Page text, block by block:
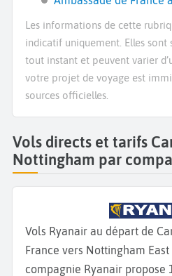
Les informations de cette
indicatif uniquement. Elles sont
tout instant et peuvent varier
votre projet de voyage est
sources officielles.
Vols directs et tarifs
Nottingham par
Vols Ryanair au départ de
France vers Nottingham East
compagnie Ryanair propose